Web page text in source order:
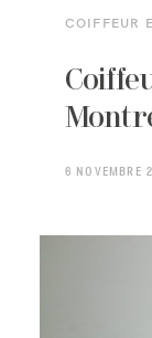
COIFFEUR
6 NOVEMBRE